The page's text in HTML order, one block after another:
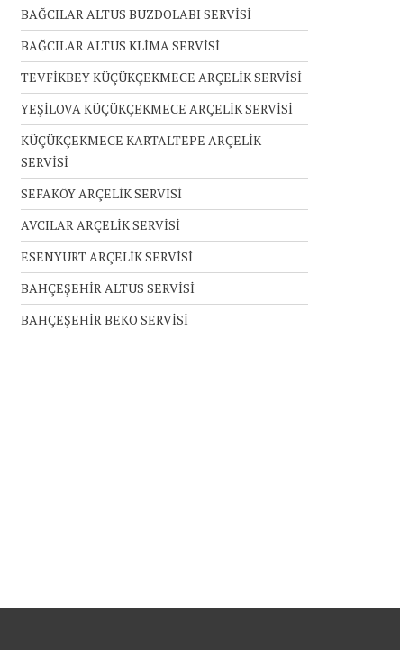
BAĞCILAR ALTUS BUZDOLABI SERVİSİ
BAĞCILAR ALTUS KLİMA SERVİSİ
TEVFİKBEY KÜÇÜKÇEKMECE ARÇELİK SERVİSİ
YEŞİLOVA KÜÇÜKÇEKMECE ARÇELİK SERVİSİ
KÜÇÜKÇEKMECE KARTALTEPE ARÇELİK
SERVİSİ
SEFAKÖY ARÇELİK SERVİSİ
AVCILAR ARÇELİK SERVİSİ
ESENYURT ARÇELİK SERVİSİ
BAHÇEŞEHİR ALTUS SERVİSİ
BAHÇEŞEHİR BEKO SERVİSİ